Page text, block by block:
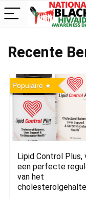
Recente
Populaire
Lipid Control Plus,
een perfecte
van het
cholesterolgehalte